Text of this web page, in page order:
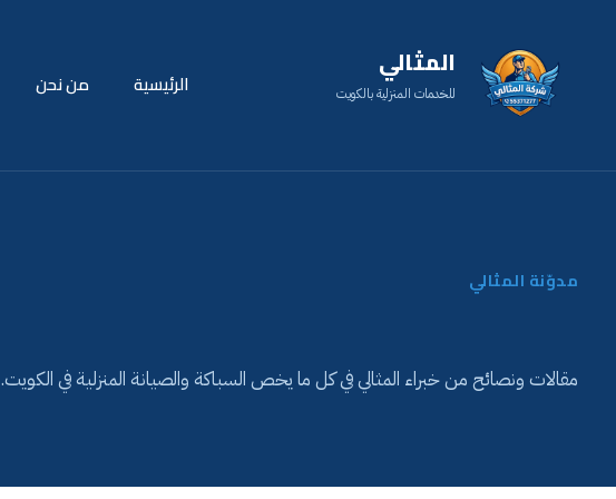
المثالي
للخدمات المنزلية بالكويت الرئيسية من نحن
مدوّنة المثالي
مقالات ونصائح من خبراء المثالي في كل ما يخص السباكة والصيانة المنزلية في الكويت.